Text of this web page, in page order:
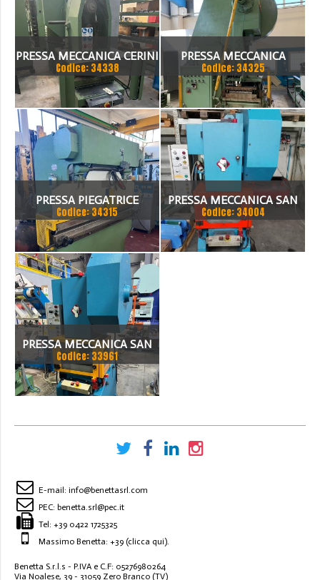
PRESSA MECCANICA CERINI
40 TON
Codice: 34338
PRESSA MECCANICA
BALCONI 80 TON
Codice: 34325
PRESSA PIEGATRICE
MECCANICA
Codice: 34315
PRESSA MECCANICA SAN
GIACOMO
Codice: 34004
PRESSA MECCANICA SAN
GIACOMO T20 CE
Codice: 33961
E-mail: info@benettasrl.com
PEC: benetta.srl@pec.it
Tel: +39 0422 1725325
Massimo Benetta: +39 (clicca qui).
Benetta S.r.l.s - P.IVA e C.F: 05276980264
Via Noalese, 39 - 31059 Zero Branco (TV)